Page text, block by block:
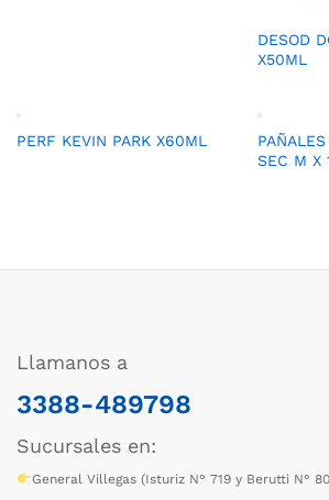
DESOD
X50ML
PERF KEVIN PARK X60ML
SEC M X
Llamanos a
3388-489798
Sucursales en:
General Villegas (Isturiz N° 719 y Berutti N°